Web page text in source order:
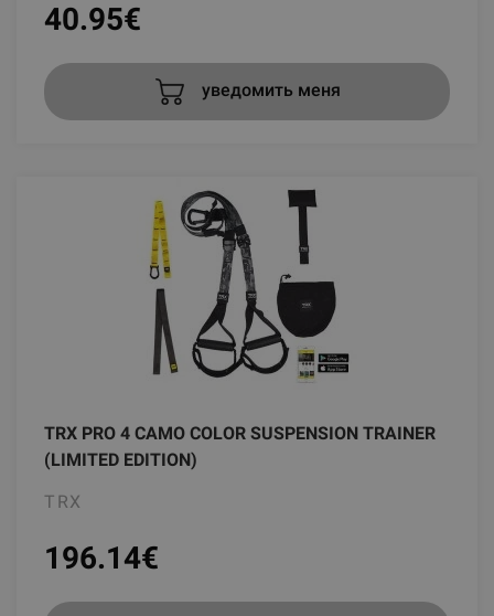
40.95€
уведомить меня
TRX PRO 4 CAMO COLOR SUSPENSION TRAINER
(LIMITED EDITION)
TRX
196.14€